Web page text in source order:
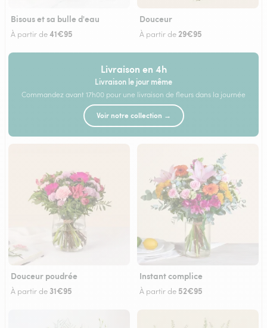
Bisous et sa bulle d'eau
À partir de41€95
Douceur
À partir de 29€95
Livraison en 4h
Livraison le jour même
Commandez avant 17h00 pour une livraison de fleurs dans la journée
Voir notre collection →
Douceur poudrée
À partir de 31€95
Instant complice
À partir de 52€95